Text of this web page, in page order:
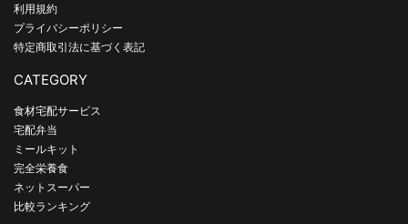
利用規約
プライバシーポリシー
特定商取引法に基づく表記
CATEGORY
食材宅配サービス
宅配弁当
ミールキット
完全栄養食
ネットスーパー
比較ランキング